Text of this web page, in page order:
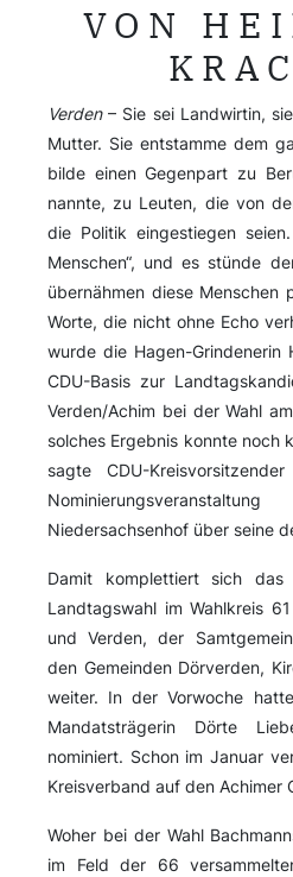
VON
Verden– Sie sei Landwirtin,
Mutter. Sie entstamme dem
bilde einen Gegenpart zu
nannte, zu Leuten, die von
die Politik eingestiegen
Menschen“, und es stünde
übernähmen diese Menschen
Worte, die nicht ohne Echo
wurde die Hagen-Grindenerin
CDU-Basis zur
Verden/Achim bei der Wahl
solches Ergebnis konnte noch
sagte CDU-
Niedersachsenhof über seine
Damit komplettiert sich
Landtagswahl im Wahlkreis
und Verden, der
den Gemeinden Dörverden,
weiter. In der Vorwoche
Mandatsträgerin Dörte
nominiert. Schon im Januar
Kreisverband auf den Achimer
Woher bei der Wahl
im Feld der 66